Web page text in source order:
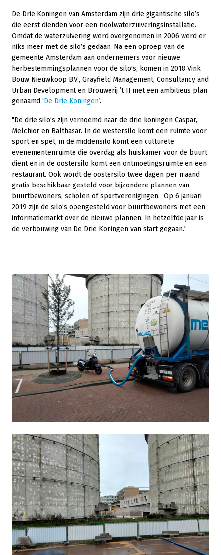
De Drie Koningen van Amsterdam zijn drie gigantische silo’s
die eerst dienden voor een rioolwaterzuiveringsinstallatie.
Omdat de waterzuivering werd overgenomen in 2006 werd er
niks meer met de silo’s gedaan. Na een oproep van de
gemeente Amsterdam aan ondernemers voor nieuwe
herbestemmingsplannen voor de silo's, komen in 2018 Vink
Bouw Nieuwkoop B.V., Grayfield Management, Consultancy and
Urban Development en Brouwerij ’t IJ met een ambitieus plan
genaamd 'De Drie Koningen’.
"De drie silo’s zijn vernoemd naar de drie koningen Caspar,
Melchior en Balthasar. In de westersilo komt een ruimte voor
sport en spel, in de middensilo komt een culturele
evenementenruimte die overdag als huiskamer voor de buurt
dient en in de oostersilo komt een ontmoetingsruimte en een
restaurant. Ook wordt de oostersilo twee dagen per maand
gratis beschikbaar gesteld voor bijzondere plannen van
buurtbewoners, scholen of sportverenigingen. Op 6 januari
2019 zijn de silo’s opengesteld voor buurtbewoners met een
informatiemarkt over de nieuwe plannen. In hetzelfde jaar is
de verbouwing van De Drie Koningen van start gegaan."